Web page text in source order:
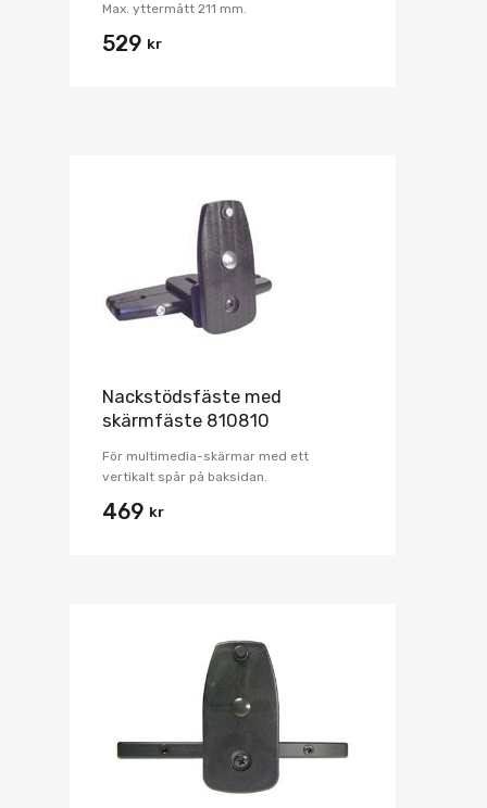
Max. yttermått 211 mm.
529 kr
Nackstödsfäste med
skärmfäste 810810
För multimedia-skärmar med ett
vertikalt spår på baksidan.
469 kr